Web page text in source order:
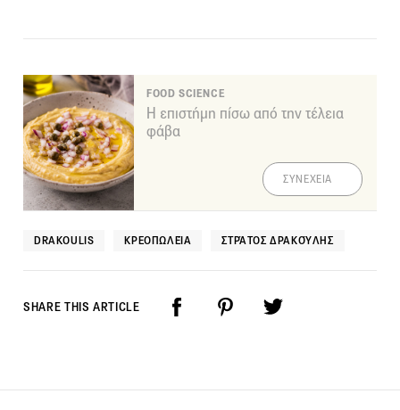
FOOD SCIENCE
Η επιστήμη πίσω από την τέλεια
φάβα
ΣΥΝΕΧΕΙΑ
DRAKOULIS ΚΡΕΟΠΩΛΕΊΑ ΣΤΡΆΤΟΣ ΔΡΑΚΟΎΛΗΣ
SHARE THIS ARTICLE